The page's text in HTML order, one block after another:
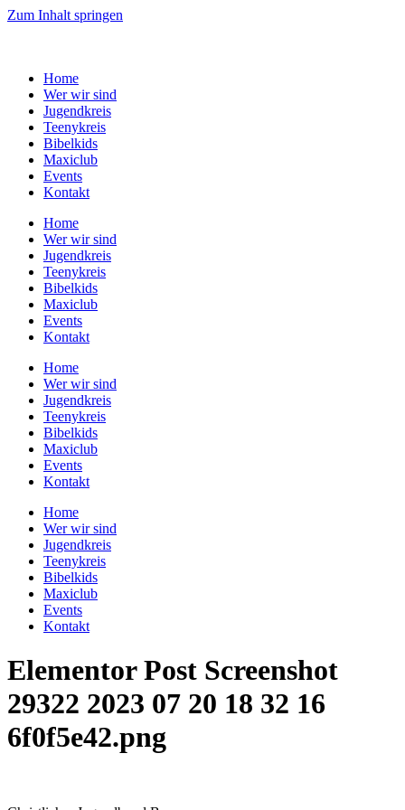
Zum Inhalt springen
Home
Wer wir sind
Jugendkreis
Teenykreis
Bibelkids
Maxiclub
Events
Kontakt
Home
Wer wir sind
Jugendkreis
Teenykreis
Bibelkids
Maxiclub
Events
Kontakt
Home
Wer wir sind
Jugendkreis
Teenykreis
Bibelkids
Maxiclub
Events
Kontakt
Home
Wer wir sind
Jugendkreis
Teenykreis
Bibelkids
Maxiclub
Events
Kontakt
Elementor Post Screenshot
29322 2023 07 20 18 32 16
6f0f5e42.png